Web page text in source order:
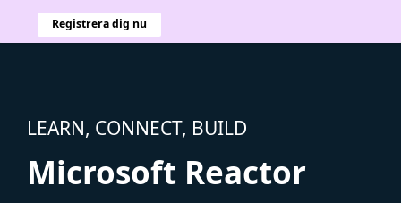
Registrera dig nu
LEARN, CONNECT, BUILD
Microsoft Reactor